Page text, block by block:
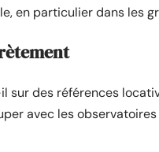
en particulier dans les
sur des références
avec les